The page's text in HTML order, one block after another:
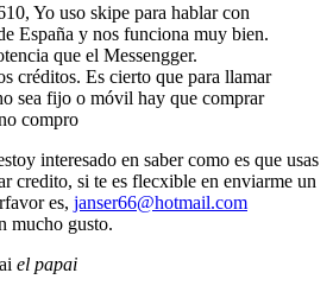
Yo uso skipe para hablar con
España y nos funciona muy bien.
que el Messengger.
créditos. Es cierto que para llamar
sea fijo o móvil hay que comprar
compro
interesado en saber como es que usas
credito, si te es flecxible en enviarme un
es, janser66@hotmail.com
mucho gusto.
el papai